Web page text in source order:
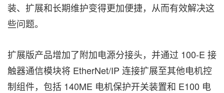
装、扩展和长期维护变得更加便捷，从而有效解决这
些问题。
扩展版产品增加了附加电源分接头，并通过 100-E 接
触器通信模块将 EtherNet/IP 连接扩展至其他电机控
制组件，包括 140ME 电机保护开关装置和 E100 电